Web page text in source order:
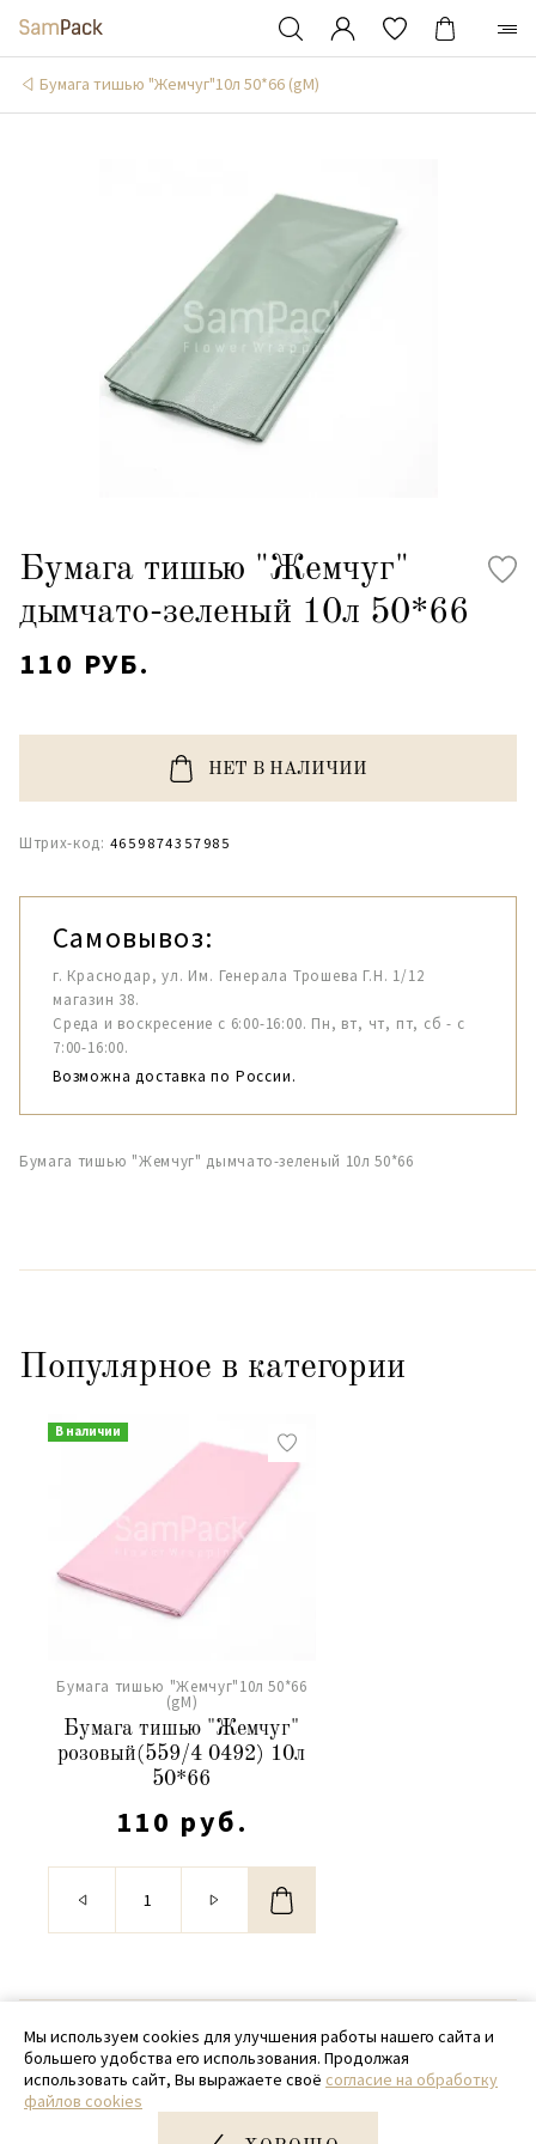
Бумага тишью "Жемчуг"10л 50*66 (gM)
Бумага тишью "Жемчуг"
дымчато-зеленый 10л 50*66
110 РУБ.
НЕТ В НАЛИЧИИ
Штрих-код: 4659874357985
Самовывоз:
г. Краснодар, ул. Им. Генерала Трошева Г.Н. 1/12
магазин 38.
Среда и воскресение с 6:00-16:00. Пн, вт, чт, пт, сб - с
7:00-16:00.
Возможна доставка по России.
Бумага тишью "Жемчуг" дымчато-зеленый 10л 50*66
Популярное в категории
В наличии
Бумага тишью "Жемчуг"10л 50*66
(gM)
Бумага тишью "Жемчуг"
розовый(559/4 0492) 10л
50*66
110 руб.
© 2020 - 2026 SamPack
+ 7 (918) 699-97-87
zakaz@sampack.store
Мы используем cookies для улучшения работы нашего сайта и
большего удобства его использования. Продолжая
использовать сайт, Вы выражаете своё согласие на обработку
файлов cookies